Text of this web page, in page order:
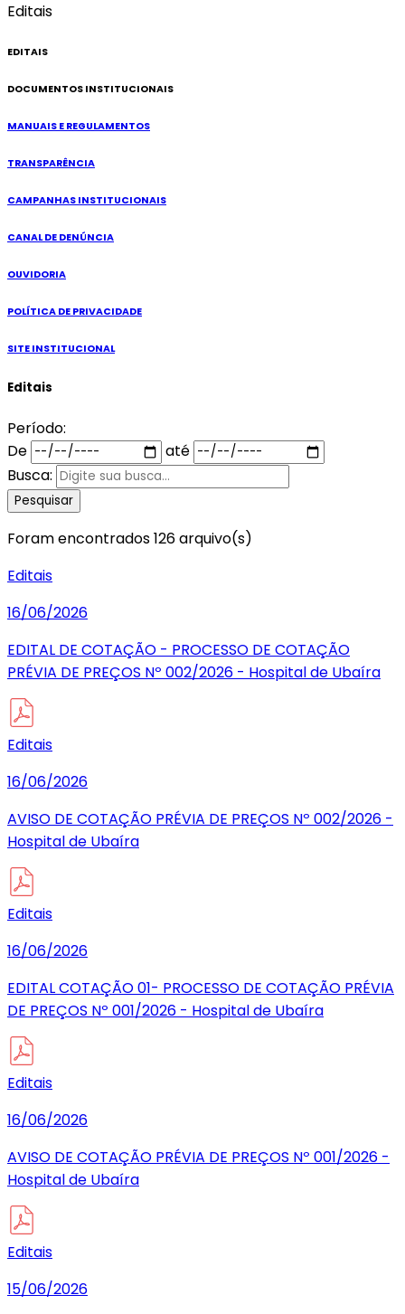
Editais
EDITAIS
DOCUMENTOS INSTITUCIONAIS
MANUAIS E REGULAMENTOS
TRANSPARÊNCIA
CAMPANHAS INSTITUCIONAIS
CANAL DE DENÚNCIA
OUVIDORIA
POLÍTICA DE PRIVACIDADE
SITE INSTITUCIONAL
Editais
Período:
De
até
Busca:
Pesquisar
Foram encontrados 126 arquivo(s)
Editais
16/06/2026
EDITAL DE COTAÇÃO - PROCESSO DE COTAÇÃO
PRÉVIA DE PREÇOS Nº 002/2026 - Hospital de Ubaíra
Editais
16/06/2026
AVISO DE COTAÇÃO PRÉVIA DE PREÇOS Nº 002/2026 -
Hospital de Ubaíra
Editais
16/06/2026
EDITAL COTAÇÃO 01- PROCESSO DE COTAÇÃO PRÉVIA
DE PREÇOS Nº 001/2026 - Hospital de Ubaíra
Editais
16/06/2026
AVISO DE COTAÇÃO PRÉVIA DE PREÇOS Nº 001/2026 -
Hospital de Ubaíra
Editais
15/06/2026